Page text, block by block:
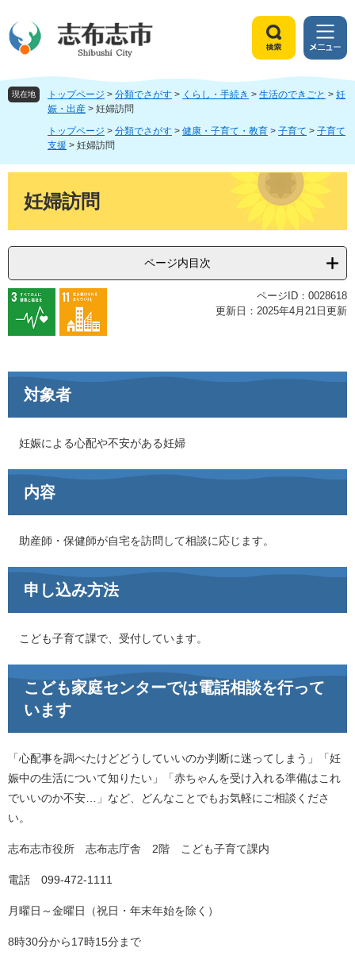
ジ
頭
ュ
飛
文
索
メ
ニ
ュ
ー
現在地 トップページ > 分類でさがす > くらし・手続き > 生活のできごと > 妊
娠・出産 > 妊婦訪問
トップページ > 分類でさがす > 健康・子育て・教育 > 子育て > 子育て
支援 > 妊婦訪問
妊婦訪問
ページ内目次
ページID：0028618
更新日：2025年4月21日更新
対象者
妊娠による心配や不安がある妊婦
内容
助産師・保健師が自宅を訪問して相談に応じます。
申し込み方法
こども子育て課で、受付しています。
こども家庭センターでは電話相談を行って
います
「心配事を調べたけどどうしていいのか判断に迷ってしまう」「妊
娠中の生活について知りたい」「赤ちゃんを受け入れる準備はこれ
でいいのか不安…」など、どんなことでもお気軽にご相談くださ
い。
志布志市役所 志布志庁舎 2階 こども子育て課内
電話 099-472-1111
月曜日～金曜日（祝日・年末年始を除く）
8時30分から17時15分まで